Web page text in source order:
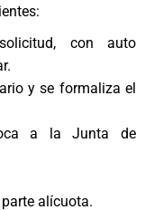
con auto
y se formaliza el
a la Junta de
alícuota.